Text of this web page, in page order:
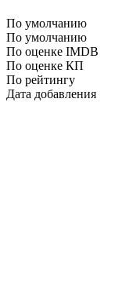
По умолчанию
По умолчанию
По оценке IMDB
По оценке КП
По рейтингу
Дата добавления